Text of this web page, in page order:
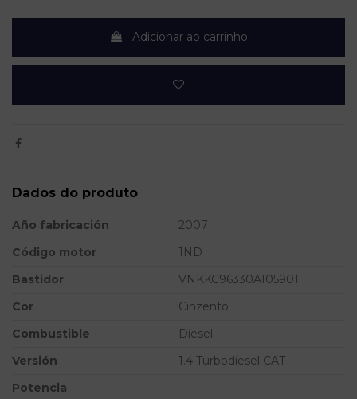
Adicionar ao carrinho
Dados do produto
Año fabricación
2007
Código motor
1ND
Bastidor
VNKKC96330A105901
Cor
Cinzento
Combustible
Diesel
Versión
1.4 Turbodiesel CAT
Potencia